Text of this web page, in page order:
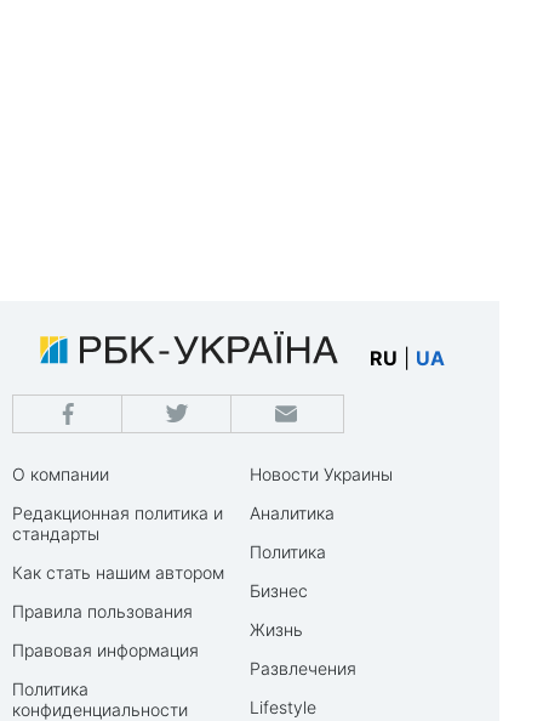
RU UA
О компании
Редакционная политика и
стандарты
Как стать нашим автором
Правила пользования
Правовая информация
Политика
конфиденциальности
Новости Украины
Аналитика
Политика
Бизнес
Жизнь
Развлечения
Lifestyle